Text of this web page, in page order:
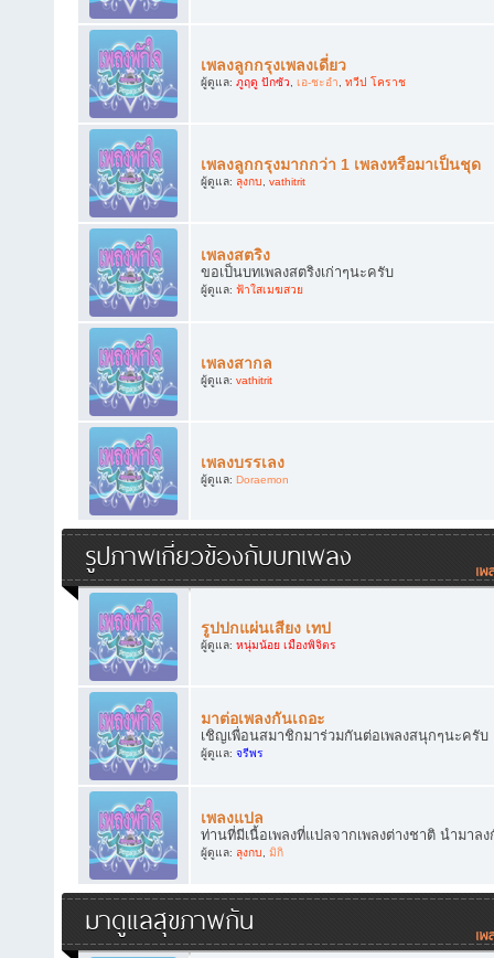
เพลงลูกกรุงเพลงเดี่ยว
ผู้ดูแล: ภูฤดู ปักซัว, เอ-ชะอำ, ทวีป โคราช
เพลงลูกกรุงมากกว่า 1 เพลงหรือมาเป็นชุด
ผู้ดูแล: ลุงกบ, vathitrit
เพลงสตริง
ขอเป็นบทเพลงสตริงเก่าๆนะครับ
ผู้ดูแล: ฟ้าใสเมฆสวย
เพลงสากล
ผู้ดูแล: vathitrit
เพลงบรรเลง
ผู้ดูแล: Doraemon
รูปภาพเกี่ยวข้องกับบทเพลง
รูปปกแผ่นเสียง เทป
ผู้ดูแล: หนุ่มน้อย เมืองพิจิตร
มาต่อเพลงกันเถอะ
เชิญเพื่อนสมาชิกมาร่วมกันต่อเพลงสนุกๆนะครับ
ผู้ดูแล: จรีพร
เพลงแปล
ท่านที่มีเนื้อเพลงที่แปลจากเพลงต่างชาติ นำมาล
ผู้ดูแล: ลุงกบ, มิกิ
มาดูแลสุขภาพกัน